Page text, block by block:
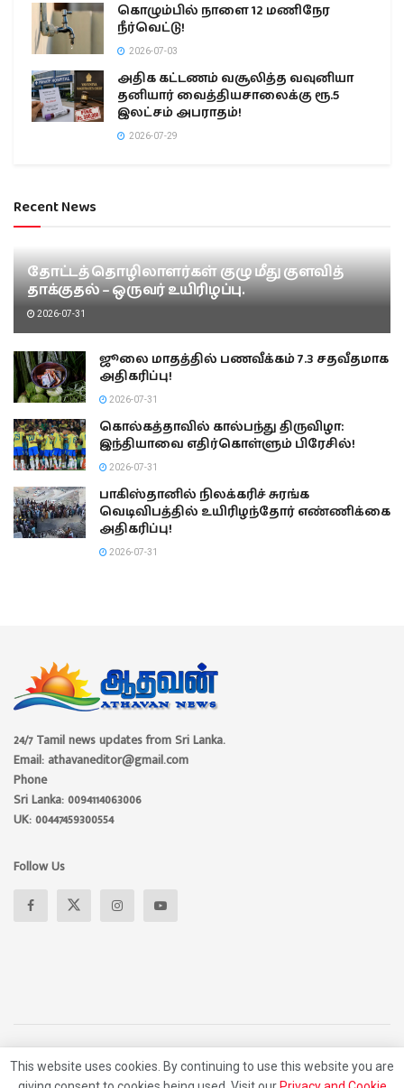
கொழும்பில் நாளை 12 மணிநேர
நீர்வெட்டு!
2026-07-03
அதிக கட்டணம் வசூலித்த வவுனியா
தனியார் வைத்தியசாலைக்கு ரூ.5
இலட்சம் அபராதம்!
2026-07-29
Recent News
தோட்டத் தொழிலாளர்கள் குழு மீது குளவித்
தாக்குதல் – ஒருவர் உயிரிழப்பு.
2026-07-31
ஜூலை மாதத்தில் பணவீக்கம் 7.3 சதவீதமாக
அதிகரிப்பு!
2026-07-31
கொல்கத்தாவில் கால்பந்து திருவிழா:
இந்தியாவை எதிர்கொள்ளும் பிரேசில்!
2026-07-31
பாகிஸ்தானில் நிலக்கரிச் சுரங்க
வெடிவிபத்தில் உயிரிழந்தோர் எண்ணிக்கை
அதிகரிப்பு!
2026-07-31
24/7 Tamil news updates from Sri Lanka.
Email: athavaneditor@gmail.com
Phone
Sri Lanka: 0094114063006
UK: 00447459300554
Follow Us
About Advertise Privacy Policy Contact Us
This website uses cookies. By continuing to use this website you are